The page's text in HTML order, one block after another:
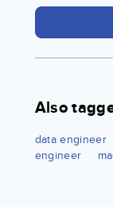
Also
data engineer
engineer